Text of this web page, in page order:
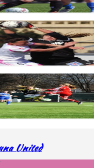
– QBIK
– Mallbackens IF
United